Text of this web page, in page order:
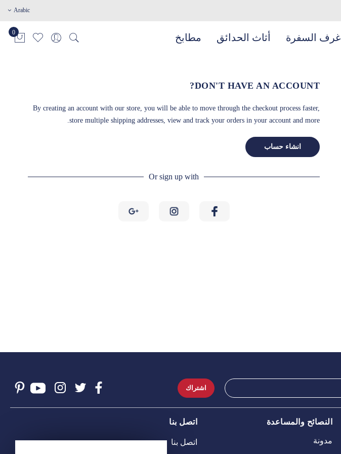
Arabic
غرف السفرة أثاث الحدائق مطابخ
DON'T HAVE AN ACCOUNT?
By creating an account with our store, you will be able to move through the checkout process faster,
store multiple shipping addresses, view and track your orders in your account and more.
انشاء حساب
Or sign up with
اشتراك
النصائح والمساعدة
مدونة
اتصل بنا
اتصل بنا